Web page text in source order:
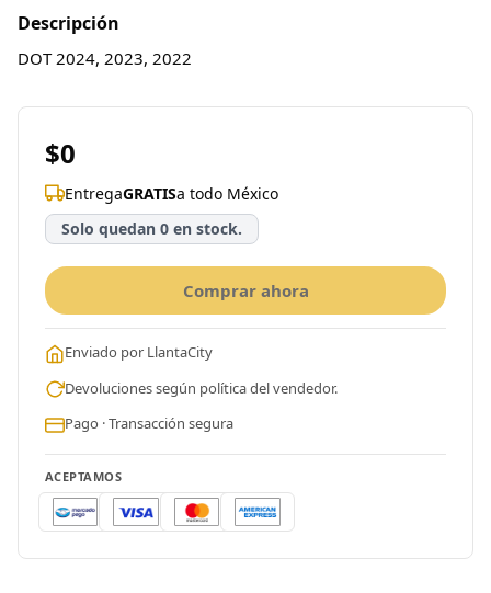
Descripción
DOT 2024, 2023, 2022
$0
EntregaGRATISa todo México
Solo quedan 0 en stock.
Comprar ahora
Enviado por LlantaCity
Devoluciones según política del vendedor.
Pago · Transacción segura
ACEPTAMOS